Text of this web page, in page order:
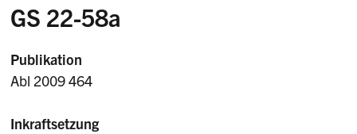
GS 22-58a
Publikation
Abl 2009 464
Inkraftsetzung